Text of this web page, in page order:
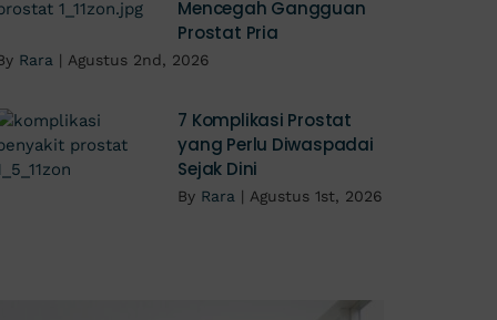
Mencegah Gangguan
Prostat Pria
Rara | Agustus 2nd, 2026
7 Komplikasi Prostat
yang Perlu Diwaspadai
Sejak Dini
By Rara | Agustus 1st, 2026